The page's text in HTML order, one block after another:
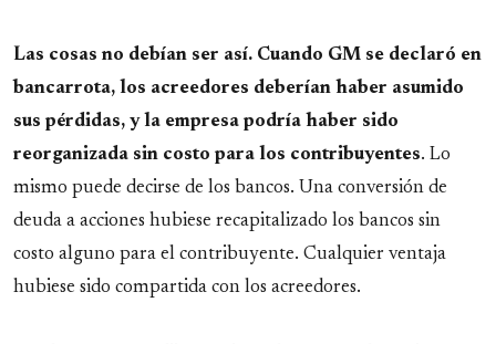
Las cosas no debían ser así. Cuando GM se declaró en
bancarrota, los acreedores deberían haber asumido
sus pérdidas, y la empresa podría haber sido
reorganizada sin costo para los contribuyentes. Lo
mismo puede decirse de los bancos. Una conversión de
deuda a acciones hubiese recapitalizado los bancos sin
costo alguno para el contribuyente. Cualquier ventaja
hubiese sido compartida con los acreedores.